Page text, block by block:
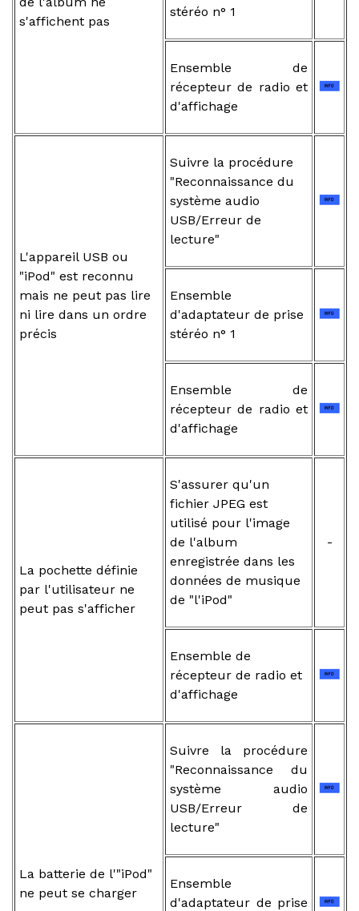
s'affichent pas
stéréo n° 1
Ensemble de
récepteur de radio et
d'affichage
L'appareil USB ou
"iPod" est reconnu
mais ne peut pas lire
ni lire dans un ordre
précis
Suivre la procédure
"Reconnaissance du
système audio
USB/Erreur de
lecture"
Ensemble
d'adaptateur de prise
stéréo n° 1
Ensemble de
récepteur de radio et
d'affichage
La pochette définie
par l'utilisateur ne
peut pas s'afficher
S'assurer qu'un
fichier JPEG est
utilisé pour l'image
de l'album
enregistrée dans les
données de musique
de "l'iPod"
-
Ensemble de
récepteur de radio et
d'affichage
La batterie de l'"iPod"
ne peut se charger
Suivre la procédure
"Reconnaissance du
système audio
USB/Erreur de
lecture"
Ensemble
d'adaptateur de prise